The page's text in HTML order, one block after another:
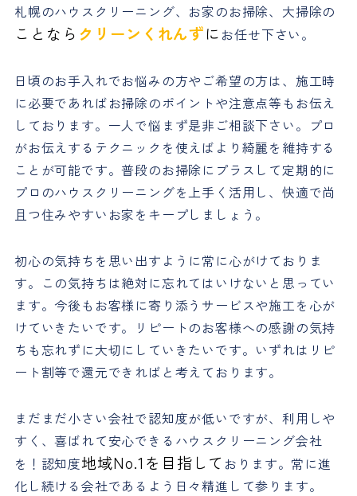
札幌のハウスクリーニング、お家のお掃除、大掃除の
ことなら クリーンくれんずに お任せ下さい。
日頃のお手入れでお悩みの方やご希望の方は、施工時
に必要であればお掃除のポイントや注意点等もお伝え
しております。一人で悩まず是非ご相談下さい。プロ
がお伝えするテクニックを使えばより綺麗を維持する
ことが可能です。普段のお掃除にプラスして定期的に
プロのハウスクリーニングを上手く活用し、快適で尚
且つ住みやすいお家をキープしましょう。
初心の気持ちを思い出すように常に心がけておりま
す。この気持ちは絶対に忘れてはいけないと思ってい
ます。今後もお客様に寄り添うサービスや施工を心が
けていきたいです。リピートのお客様への感謝の気持
ちも忘れずに大切にしていきたいです。いずれはリピ
ート割等で還元できればと考えております。
まだまだ小さい会社で認知度が低いですが、利用しや
すく、喜ばれて安心できるハウスクリーニング会社
を！認知度地域No.1を目指して おります。常に進
化し続ける会社であるよう日々精進して参ります。